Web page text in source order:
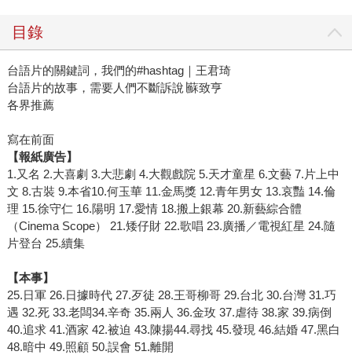
目錄
台語片的關鍵詞，我們的#hashtag｜王君琦
台語片的故事，需要人們不斷訴說∣蘇致亨
各界推薦
寫在前面
【報紙廣告】
1.又名 2.大喜劇 3.大悲劇 4.大觀戲院 5.天才童星 6.文藝 7.片上中
文 8.古裝 9.本省10.何玉華 11.金馬獎 12.青年男女 13.哀豔 14.倫
理 15.徐守仁 16.陽明 17.愛情 18.搬上銀幕 20.新藝綜合體
（Cinema Scope） 21.矮仔財 22.歌唱 23.廣播／電視紅星 24.隨
片登台 25.續集
【本事】
25.日軍 26.日據時代 27.歹徒 28.王哥柳哥 29.台北 30.台灣 31.巧
遇 32.死 33.老闆34.辛奇 35.兩人 36.金玫 37.虐待 38.家 39.病倒
40.追求 41.酒家 42.被迫 43.陳揚44.尋找 45.發現 46.結婚 47.黑白
48.暗中 49.照顧 50.誤會 51.離開